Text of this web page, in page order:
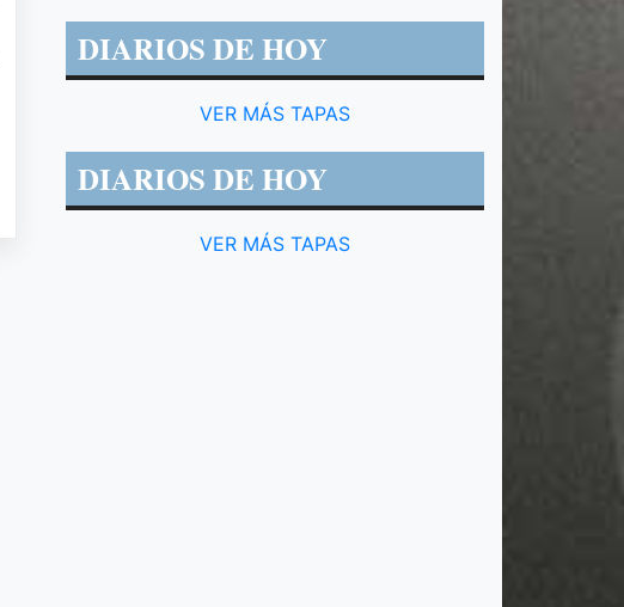
DIARIOS DE HOY
VER MÁS TAPAS
DIARIOS DE HOY
VER MÁS TAPAS